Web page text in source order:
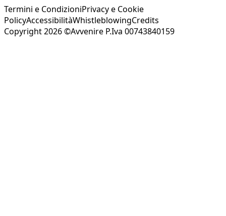
Termini e CondizioniPrivacy e Cookie
PolicyAccessibilitàWhistleblowingCredits
Copyright 2026 ©Avvenire P.Iva 00743840159